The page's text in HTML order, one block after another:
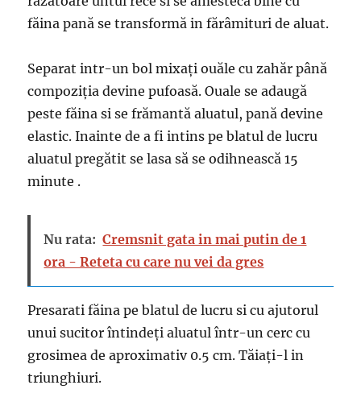
făina pană se transformă in fărâmituri de aluat.
Separat intr-un bol mixați ouăle cu zahăr până
compoziția devine pufoasă. Ouale se adaugă
peste făina si se frămantă aluatul, pană devine
elastic. Inainte de a fi intins pe blatul de lucru
aluatul pregătit se lasa să se odihnească 15
minute .
Nu rata: Cremsnit gata in mai putin de 1
ora - Reteta cu care nu vei da gres
Presarati făina pe blatul de lucru si cu ajutorul
unui sucitor întindeți aluatul într-un cerc cu
grosimea de aproximativ 0.5 cm. Tăiați-l in
triunghiuri.